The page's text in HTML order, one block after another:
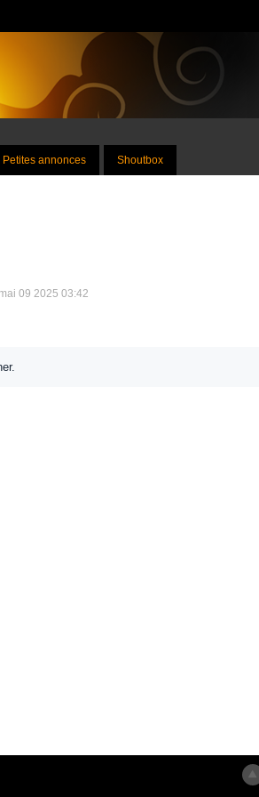
Petites annonces Shoutbox
09 2025 03:42